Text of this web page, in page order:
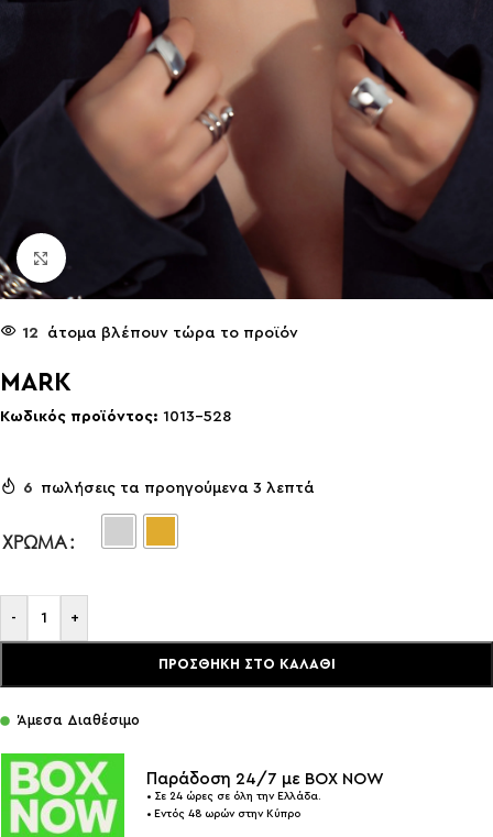
Click to enlarge
12 άτομα βλέπουν τώρα το προϊόν
MARK
Κωδικός προϊόντος: 1013-528
6 πωλήσεις τα προηγούμενα 3 λεπτά
ΧΡΏΜΑ
- +
ΠΡΟΣΘΉΚΗ ΣΤΟ ΚΑΛΆΘΙ
Άμεσα Διαθέσιμο
Παράδοση 24/7 με BOX NOW
• Σε 24 ώρες σε όλη την Ελλάδα.
• Εντός 48 ωρών στην Κύπρο